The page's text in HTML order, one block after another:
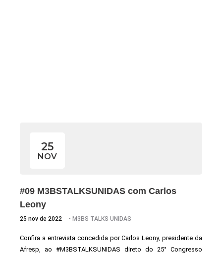
25
NOV
#09 M3BSTALKSUNIDAS com Carlos
Leony
25 nov de 2022 - M3BS TALKS UNIDAS
Confira a entrevista concedida por Carlos Leony, presidente da
Afresp, ao #M3BSTALKSUNIDAS direto do 25° Congresso